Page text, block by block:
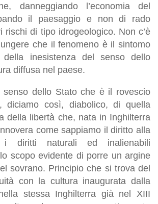
danneggiando l’economia del
il paesaggio e non di rado
rischi di tipo idrogeologico. Non c’è
che il fenomeno è il sintomo
della inesistenza del senso dello
diffusa nel paese.
senso dello Stato che è il rovescio
diciamo così, diabolico, di quella
della libertà che, nata in Inghilterra
come sappiamo il diritto alla
i diritti naturali ed inalienabili
scopo evidente di porre un argine
sovrano. Principio che si trova del
con la cultura inaugurata dalla
stessa Inghilterra già nel XIII